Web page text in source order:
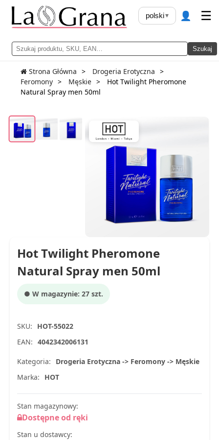
Szukaj
polski▾ 👤 ☰
Strona Główna
Drogeria Erotyczna
Feromony
Męskie
Hot Twilight Pheromone
Natural Spray men 50ml
Hot Twilight Pheromone
Natural Spray men 50ml
● W magazynie: 27 szt.
SKU:
HOT-55022
EAN: 4042342006131
Kategoria:
Drogeria Erotyczna -> Feromony -> Męskie
Marka:
HOT
Stan magazynowy:
Dostępne od ręki
Stan u dostawcy: